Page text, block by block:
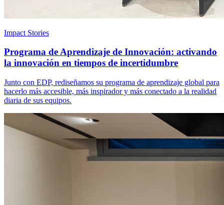
Impact Stories
Programa de Aprendizaje de Innovación: activando
la innovación en tiempos de incertidumbre
Junto con EDP, rediseñamos su programa de aprendizaje global para
hacerlo más accesible, más inspirador y más conectado a la realidad
diaria de sus equipos.